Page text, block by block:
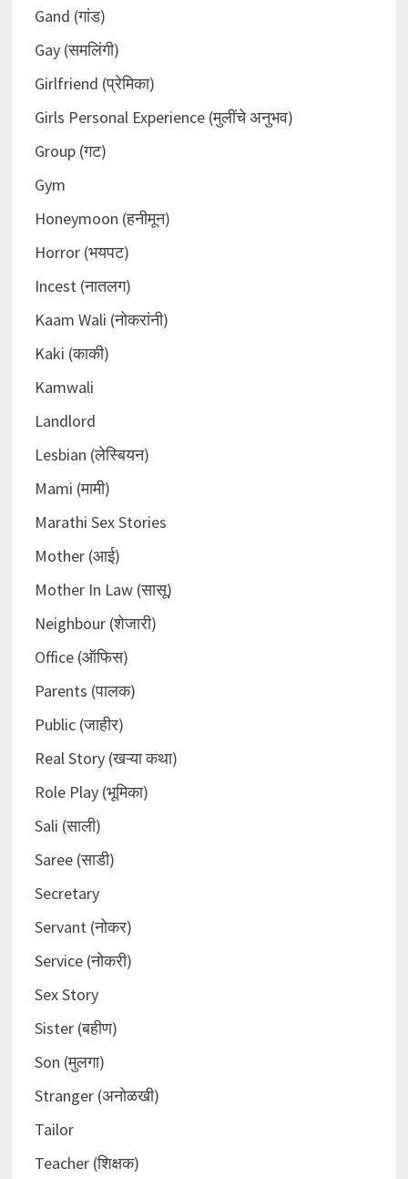
Gand (गांड)
Gay (समलिंगी)
Girlfriend (प्रेमिका)
Girls Personal Experience (मुलींचे अनुभव)
Group (गट)
Gym
Honeymoon (हनीमून)
Horror (भयपट)
Incest (नातलग)
Kaam Wali (नोकरांनी)
Kaki (काकी)
Kamwali
Landlord
Lesbian (लेस्बियन)
Mami (मामी)
Marathi Sex Stories
Mother (आई)
Mother In Law (सासू)
Neighbour (शेजारी)
Office (ऑफिस)
Parents (पालक)
Public (जाहीर)
Real Story (खऱ्या कथा)
Role Play (भूमिका)
Sali (साली)
Saree (साडी)
Secretary
Servant (नोकर)
Service (नोकरी)
Sex Story
Sister (बहीण)
Son (मुलगा)
Stranger (अनोळखी)
Tailor
Teacher (शिक्षक)